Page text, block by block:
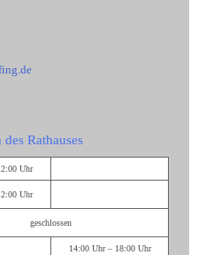
Rathauses
Uhr
Uhr
geschlossen
14:00 Uhr – 18:00 Uhr